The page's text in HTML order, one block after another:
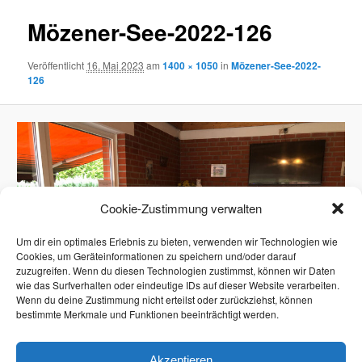
Cookie-Zustimmung verwalten
Um dir ein optimales Erlebnis zu bieten, verwenden wir Technologien wie
Cookies, um Geräteinformationen zu speichern und/oder darauf
zuzugreifen. Wenn du diesen Technologien zustimmst, können wir Daten
wie das Surfverhalten oder eindeutige IDs auf dieser Website verarbeiten.
Wenn du deine Zustimmung nicht erteilst oder zurückziehst, können
bestimmte Merkmale und Funktionen beeinträchtigt werden.
Mözener-See-2022-126
Veröffentlicht 16. Mai 2023 am1400 × 1050inMözener-See-2022-
126